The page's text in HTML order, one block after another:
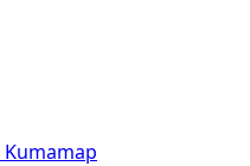
Kumamap